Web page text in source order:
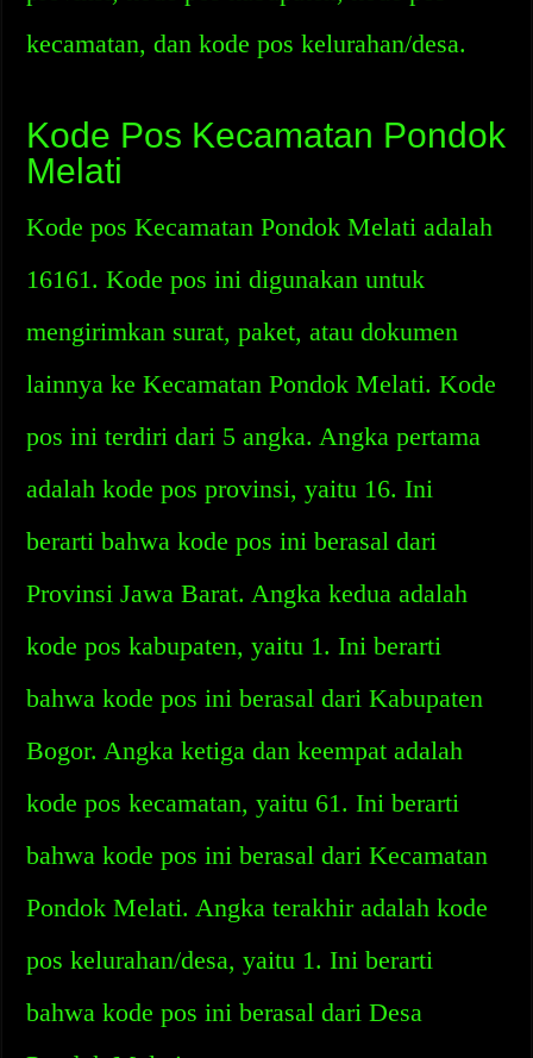
kecamatan, dan kode pos kelurahan/desa.
Kode Pos Kecamatan Pondok
Melati
Kode pos Kecamatan Pondok Melati adalah
16161. Kode pos ini digunakan untuk
mengirimkan surat, paket, atau dokumen
lainnya ke Kecamatan Pondok Melati. Kode
pos ini terdiri dari 5 angka. Angka pertama
adalah kode pos provinsi, yaitu 16. Ini
berarti bahwa kode pos ini berasal dari
Provinsi Jawa Barat. Angka kedua adalah
kode pos kabupaten, yaitu 1. Ini berarti
bahwa kode pos ini berasal dari Kabupaten
Bogor. Angka ketiga dan keempat adalah
kode pos kecamatan, yaitu 61. Ini berarti
bahwa kode pos ini berasal dari Kecamatan
Pondok Melati. Angka terakhir adalah kode
pos kelurahan/desa, yaitu 1. Ini berarti
bahwa kode pos ini berasal dari Desa